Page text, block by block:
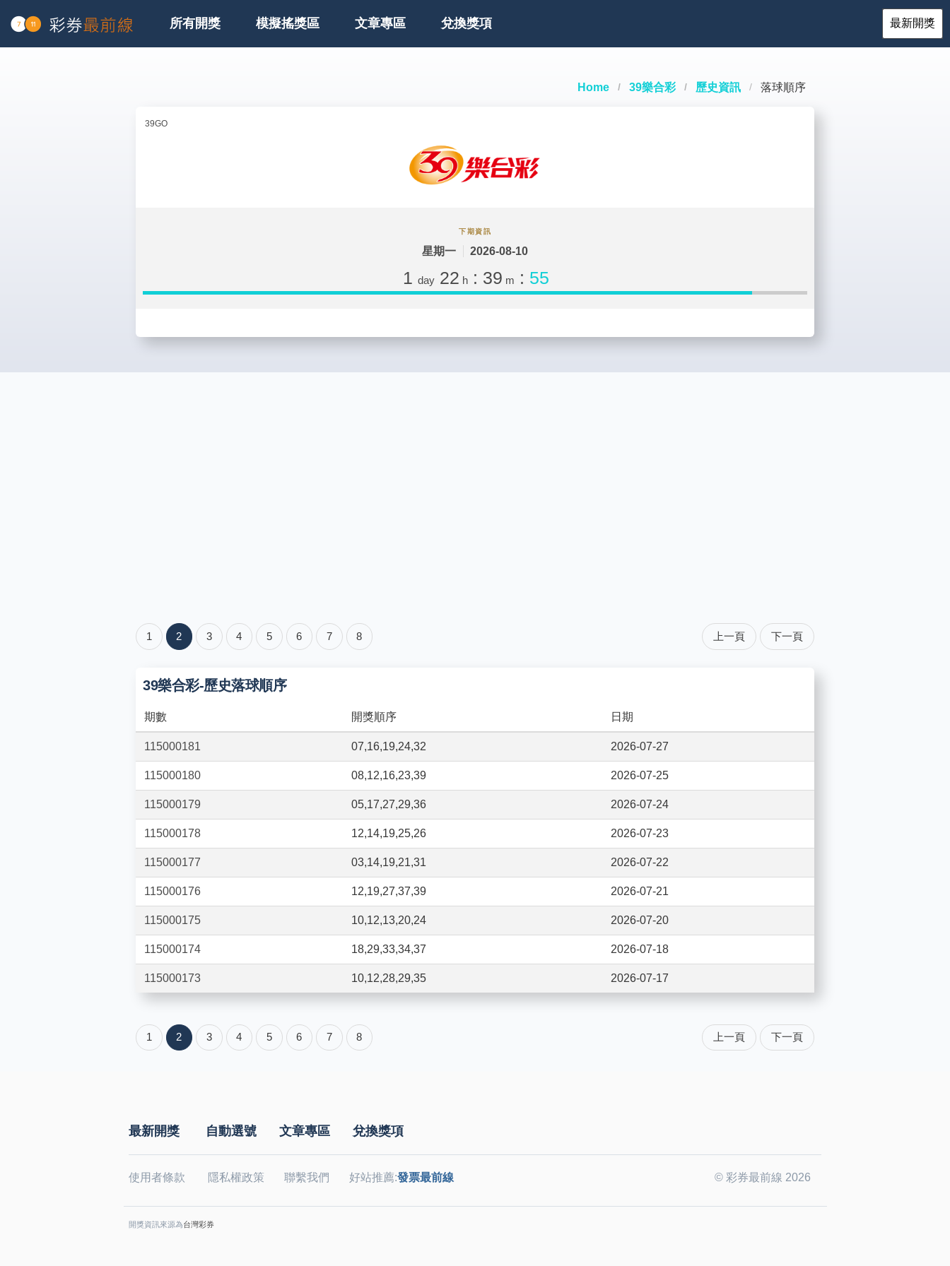
所有開獎 模擬搖獎區 文章專區 兌換獎項 最新開獎
Home 39樂合彩 歷史資訊 落球順序
39GO
下期資訊
星期一 2026-08-10
1 day 22 h : 39 m : 55
上一頁 下一頁
1 2 3 4 5 6 7 8
39樂合彩-歷史落球順序
期數 開獎順序 日期
115000181 07,16,19,24,32 2026-07-27
115000180 08,12,16,23,39 2026-07-25
115000179 05,17,27,29,36 2026-07-24
115000178 12,14,19,25,26 2026-07-23
115000177 03,14,19,21,31 2026-07-22
115000176 12,19,27,37,39 2026-07-21
115000175 10,12,13,20,24 2026-07-20
115000174 18,29,33,34,37 2026-07-18
115000173 10,12,28,29,35 2026-07-17
上一頁 下一頁
1 2 3 4 5 6 7 8
最新開獎 自動選號 文章專區 兌換獎項
使用者條款 隱私權政策 聯繫我們 好站推薦:發票最前線 © 彩券最前線 2026
開獎資訊來源為台灣彩券